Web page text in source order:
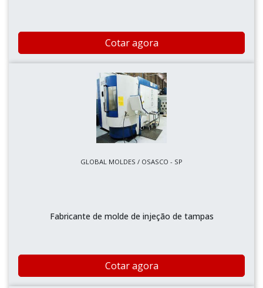
Cotar agora
GLOBAL MOLDES / OSASCO - SP
Fabricante de molde de injeção de tampas
Cotar agora